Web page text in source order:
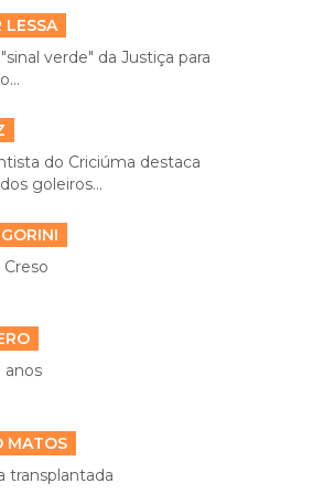
LESSA
verde" da Justiça para
do Criciúma destaca
goleiros...
anos
MATOS
transplantada